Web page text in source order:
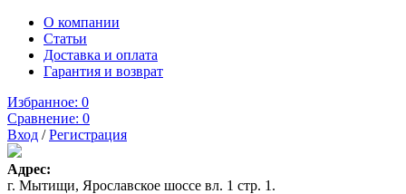
О компании
Статьи
Доставка и оплата
Гарантия и возврат
Избранное: 0
Сравнение: 0
Вход /Регистрация
Адрес:
г. Мытищи, Ярославское шоссе вл. 1 стр. 1.